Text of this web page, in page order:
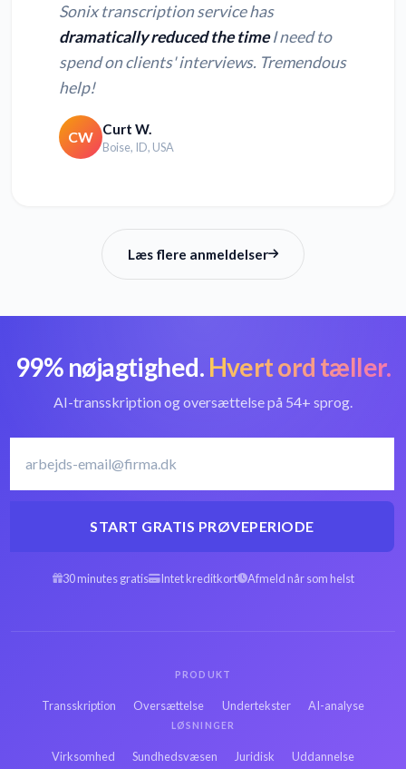
Sonix transcription service has
dramatically reduced the timeI need to
spend on clients' interviews. Tremendous
help!
CW Curt W.
Boise, ID, USA
Læs flere anmeldelser
99% nøjagtighed. Hvert ord tæller.
AI-transskription og oversættelse på 54+ sprog.
START GRATIS PRØVEPERIODE
30 minutes gratis Intet kreditkort Afmeld når som helst
PRODUKT
Transskription Oversættelse Undertekster AI-analyse
LØSNINGER
Virksomhed Sundhedsvæsen Juridisk Uddannelse